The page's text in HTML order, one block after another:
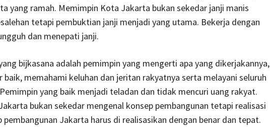
yang ramah. Memimpin Kota Jakarta bukan sekedar janji manis
tetapi pembuktian janji menjadi yang utama. Bekerja dengan
dan menepati janji.
bijkasana adalah pemimpin yang mengerti apa yang dikerjakannya,
baik, memahami keluhan dan jeritan rakyatnya serta melayani seluruh
yang baik menjadi teladan dan tidak mencuri uang rakyat.
bukan sekedar mengenal konsep pembangunan tetapi realisasi
pembangunan Jakarta harus di realisasikan dengan benar dan tepat.